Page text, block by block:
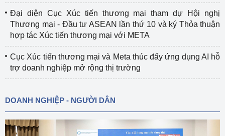
Đại diện Cục Xúc tiến thương mại tham dự Hội nghị
Thương mại - Đầu tư ASEAN lần thứ 10 và ký Thỏa thuận
hợp tác Xúc tiến thương mại với META
Cục Xúc tiến thương mại và Meta thúc đẩy ứng dụng AI hỗ
trợ doanh nghiệp mở rộng thị trường
DOANH NGHIỆP - NGƯỜI DÂN